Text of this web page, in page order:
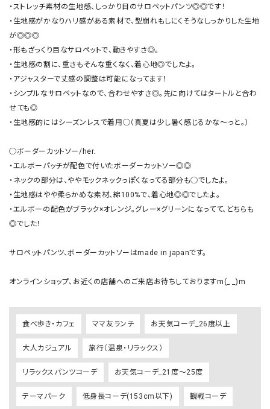
・ストレッチ素材の生地感、しっかり目のサロペットパンツ◎◎です！
・生地感がかなりハリ感がある素材で、型崩れもしにくそうなしっかりした生地
が◎◎◎
・形もざっくり目なサロペットで、動きやすさ◎。
・生地感の割に、重さもそんな重くなく、着心地◎でしたよ。
・アジャスターで丈感の調整は可能になってます！
・シンプルなサロペットなので、合わせやすさ◎。先に向けてはタートルと合わ
せても◎
・生地感的にはシーズンレスで着用◯（真夏は少し暑く感じるかな〜っと。）
◯ボーダーカットソー/her.
・エルボーパッチが配色で付いたボーダーカットソー◎◎
・ネックの部分は、ややモックネックっぽくなってる部分も◯でしたよ。
・生地感はやや柔らかめな素材、綿100%で、着心地◎◎でしたよ。
・エルボーの配色がブラック×オレンジ。グレー×グリーンになってて、どちらも
◎でした！
サロペットパンツ、ボーダーカットソーはmade in japanです。
オンラインショップ、お近くの店舗へのご来店お待ちしておりますm(_ _)m
食べ歩き・カフェ ママ友ランチ お天気コーデ_26度以上
大人カジュアル 旅行（温泉・リラックス）
リラックスパンツコーデ お天気コーデ_21度～25度
テーマパーク 低身長コーデ(153cm以下) 観戦コーデ